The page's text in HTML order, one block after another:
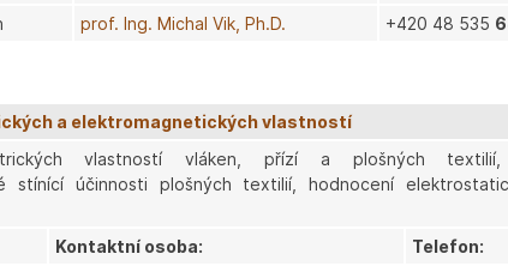
prof. Ing. Michal Vik, Ph.D. +420 48 535
a elektromagnetických vlastností
vlastností vláken, přízí a plošných textilií,
stínící účinnosti plošných textilií, hodnocení
Kontaktní osoba: Telefon: